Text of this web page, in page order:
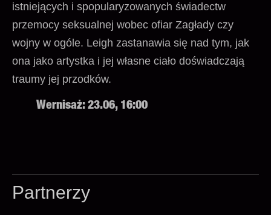
istniejących i spopularyzowanych świadectw
przemocy seksualnej wobec ofiar Zagłady czy
wojny w ogóle. Leigh zastanawia się nad tym, jak
ona jako artystka i jej własne ciało doświadczają
traumy jej przodków.
Wernisaż: 23.06, 16:00
Partnerzy